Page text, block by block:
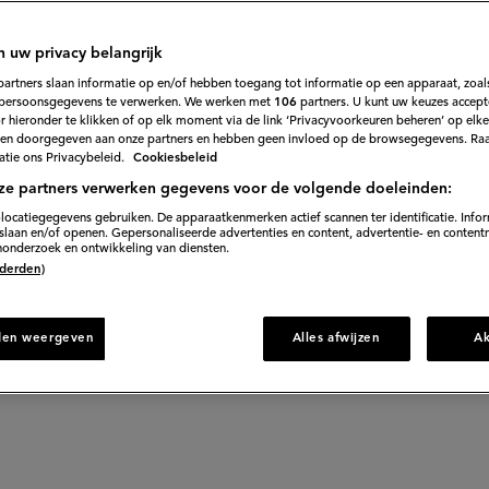
ei? Tips en
weten hoe lang je een ei moet koken voor je jouw
met warm of koud water? Hier lees de alle tips.
uw privacy belangrijk
slaan informatie op en/of hebben toegang tot informatie op een apparaat, zoals
te verwerken. We werken met 106 partners. U kunt uw keuzes
hieronder te klikken of op elk moment via de link ‘Privacyvoorkeuren beheren’ op
doorgegeven aan onze partners en hebben geen invloed op de browsegegevens.
ons Privacybeleid.
Cookiesbeleid
partners verwerken gegevens voor de volgende doeleinden:
gebruiken. De apparaatkenmerken actief scannen ter identificatie.
en/of openen. Gepersonaliseerde advertenties en content, advertentie- en
en ontwikkeling van diensten.
weergeven Alles afwijzen